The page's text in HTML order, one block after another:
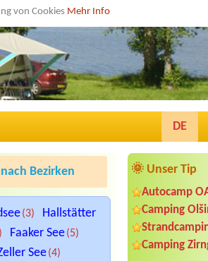
von Cookies Mehr Info
DE
🌞 Unser Tip
Autocamp
Camping
Camping
Bezirken
(3)
Hallstätter
Faaker See(5)
See(4)